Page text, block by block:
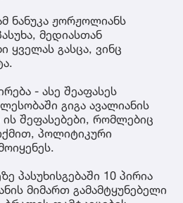
ნანუკა ჟორჟოლიანს
მედიასთან
ყველას გასცა, ვინც
- ასე შეაფასეს
გიგა ავალიანის
შეფასებები, რომლებიც
პოლიტიკური
პასუხისგებაში 10 პირია
მიმართ გამამტყუნებელი